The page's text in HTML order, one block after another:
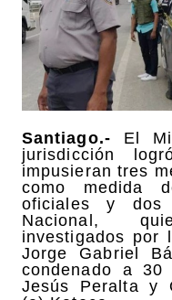
Santiago.- El
jurisdicción
impusieran tres
como medida
oficiales y
Nacional,
investigados por
Jorge Gabriel
condenado a
Jesús Peralta y